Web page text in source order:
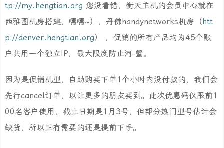
tp://my.hengtian.org 您没看错，衡天主机的会员中心就在
西雅图机房搭建，嘿嘿~），丹佛handynetworks机房（htt
p://denver.hengtian.org） ，促销的所有产品均为45个账
户共用一个独立IP，最大限度防止河-蟹。
因为是促销机型，自助购买下单1个小时内没付款的，我们会
先行cancel订单，以让更多的朋友买到。此次优惠码仅限前1
00名客户使用，截止日期是1月3号，但部分热门型号估计会
缺货，所以正有需要的还是提前下手。